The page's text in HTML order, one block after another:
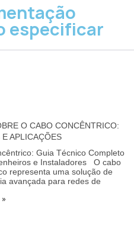
especificar
O CABO CONCÊNTRICO:
APLICAÇÕES
Guia Técnico Completo
e Instaladores O cabo
representa uma solução de
avançada para redes de